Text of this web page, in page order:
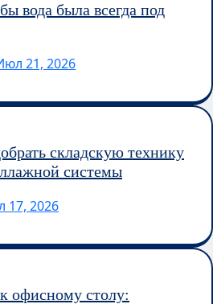
вода была всегда под
21, 2026
складскую технику
системы
17, 2026
офисному столу: